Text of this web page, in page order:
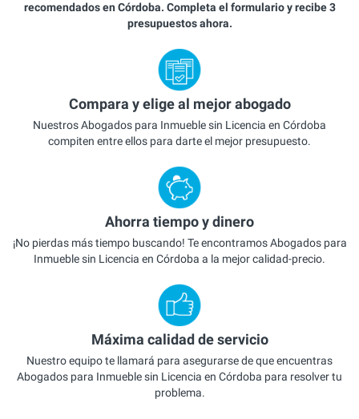
recomendados en Córdoba. Completa el formulario y recibe 3
presupuestos ahora.
Compara y elige al mejor abogado
Nuestros Abogados para Inmueble sin Licencia en Córdoba
compiten entre ellos para darte el mejor presupuesto.
Ahorra tiempo y dinero
¡No pierdas más tiempo buscando! Te encontramos Abogados para
Inmueble sin Licencia en Córdoba a la mejor calidad-precio.
Máxima calidad de servicio
Nuestro equipo te llamará para asegurarse de que encuentras
Abogados para Inmueble sin Licencia en Córdoba para resolver tu
problema.